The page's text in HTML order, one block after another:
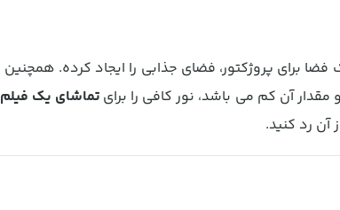
آن کم می باشد، نور کافی را برای تماشای یک فیلم
آن رد کنید.